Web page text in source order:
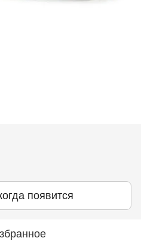
появится